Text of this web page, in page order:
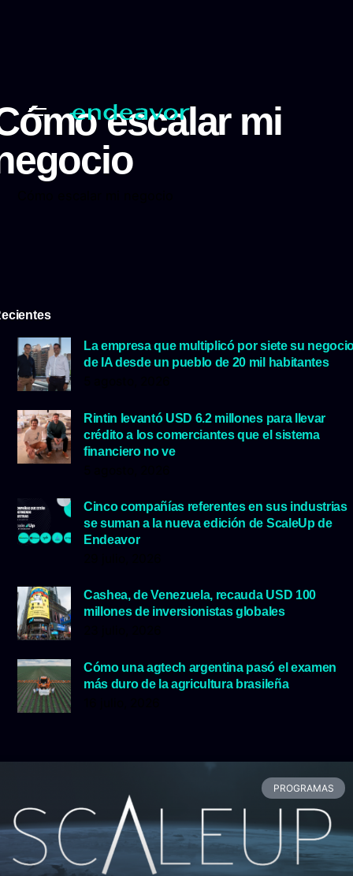
escalar mi
La empresa que multiplicó por siete su
de IA desde un pueblo de 20 mil habitantes
Rintin levantó USD 6.2 millones para llevar
crédito a los comerciantes que el sistema
financiero no ve
Cinco compañías referentes en sus industrias
se suman a la nueva edición de ScaleUp de
Endeavor
Cashea, de Venezuela, recauda USD 100
millones de inversionistas globales
Cómo una agtech argentina pasó el examen
más duro de la agricultura brasileña
PROGRAMAS